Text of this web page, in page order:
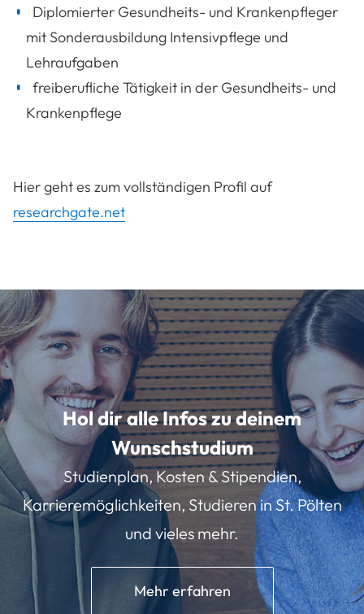
Diplomierter Gesundheits- und Krankenpfleger
mit Sonderausbildung Intensivpflege und
Lehraufgaben
freiberufliche Tätigkeit in der Gesundheits- und
Krankenpflege
Hier geht es zum vollständigen Profil auf
researchgate.net
Hol dir alle Infos zu deinem
Wunschstudium
Studienplan, Kosten & Stipendien,
Karrieremöglichkeiten, Studieren in St. Pölten
und vieles mehr.
Mehr erfahren